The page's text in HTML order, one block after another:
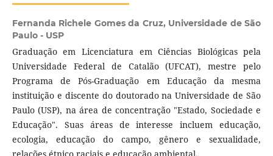
Fernanda Richele Gomes da Cruz, Universidade de São
Paulo - USP
Graduação em Licenciatura em Ciências Biológicas pela
Universidade Federal de Catalão (UFCAT), mestre pelo
Programa de Pós-Graduação em Educação da mesma
instituição e discente do doutorado na Universidade de São
Paulo (USP), na área de concentração "Estado, Sociedade e
Educação". Suas áreas de interesse incluem educação,
ecologia, educação do campo, gênero e sexualidade,
relações étnico raciais e educação ambiental.